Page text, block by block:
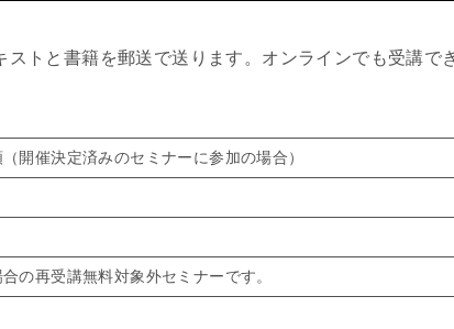
ストと書籍を郵送で送ります。オンラインでも受講で
開催決定済みのセミナーに参加の場合）
の再受講無料対象外セミナーです。